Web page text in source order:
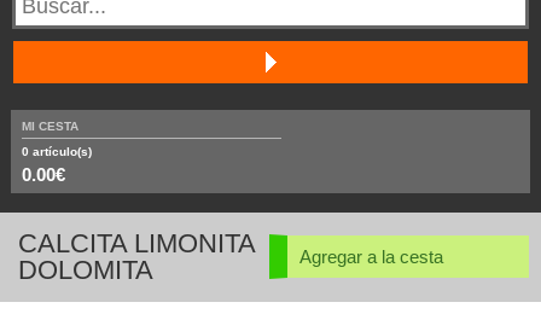
MI CESTA
0 artículo(s)
0.00€
CALCITA LIMONITA
DOLOMITA
Agregar a la cesta